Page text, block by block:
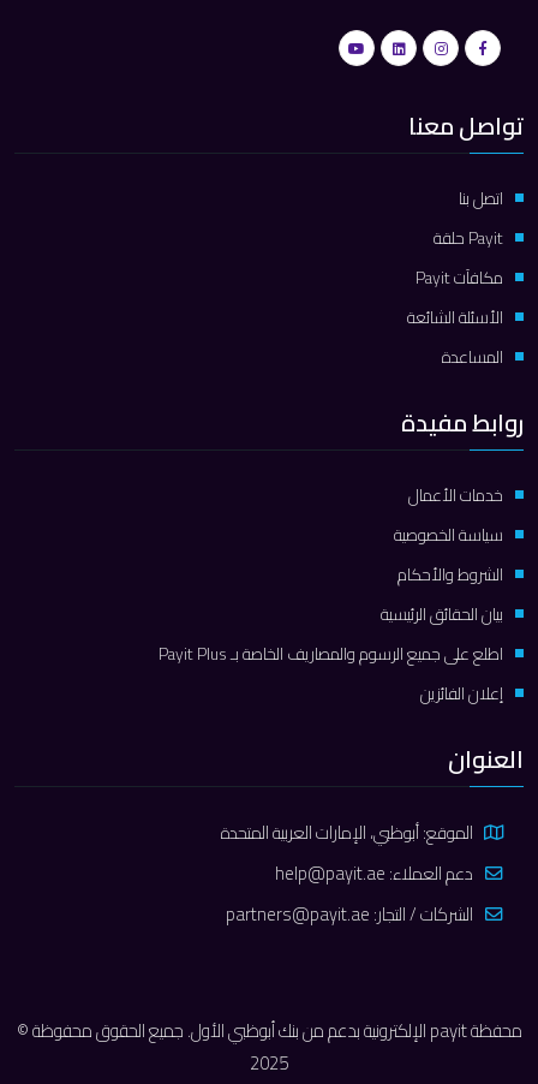
تواصل معنا
اتصل بنا
Payit حلقة
مكافآت Payit
الأسئلة الشائعة
المساعدة
روابط مفيدة
خدمات الأعمال
سياسة الخصوصية
الشروط والأحكام
بيان الحقائق الرئيسية
اطلع على جميع الرسوم والمصاريف الخاصة بـ Payit Plus
إعلان الفائزين
العنوان
الموقع: أبوظبي، الإمارات العربية المتحدة
دعم العملاء:help@payit.ae
الشركات / التجار:partners@payit.ae
محفظة payit الإلكترونية بدعم من بنك أبوظبي الأول. جميع الحقوق محفوظة ©
2025